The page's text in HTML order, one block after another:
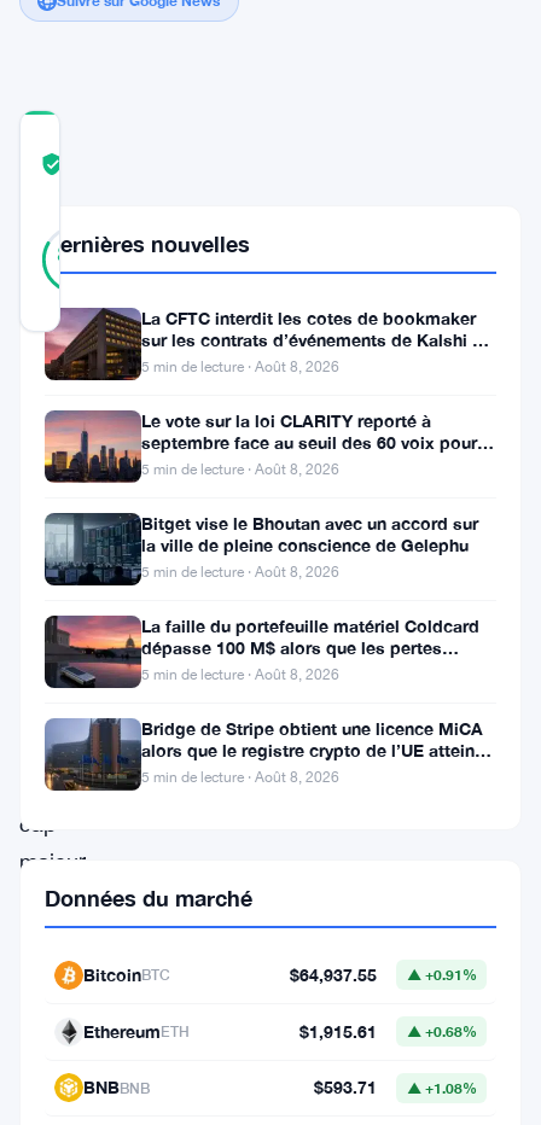
83
RÉEL
Vérifié
votes
système
retraite
l’État
Michigan
franchi
cap
majeur
sur
marché
actifs
numériques
Dernières nouvelles
La CFTC interdit les cotes de bookmaker
sur les contrats d’événements de Kalshi et
Polymarket
5 min de lecture · Août 8, 2026
Le vote sur la loi CLARITY reporté à
septembre face au seuil des 60 voix pour le
projet de loi crypto
5 min de lecture · Août 8, 2026
Bitget vise le Bhoutan avec un accord sur
la ville de pleine conscience de Gelephu
5 min de lecture · Août 8, 2026
La faille du portefeuille matériel Coldcard
dépasse 100 M$ alors que les pertes
cryptos de juillet atteignent
5 min de lecture · Août 8, 2026
Bridge de Stripe obtient une licence MiCA
alors que le registre crypto de l’UE atteint
324 prestataires
5 min de lecture · Août 8, 2026
Données du marché
BitcoinBTC $64,937.55 ▲ +0.91%
EthereumETH $1,915.61 ▲ +0.68%
BNBBNB $593.71 ▲ +1.08%